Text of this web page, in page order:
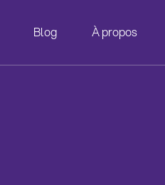
Blog À propos